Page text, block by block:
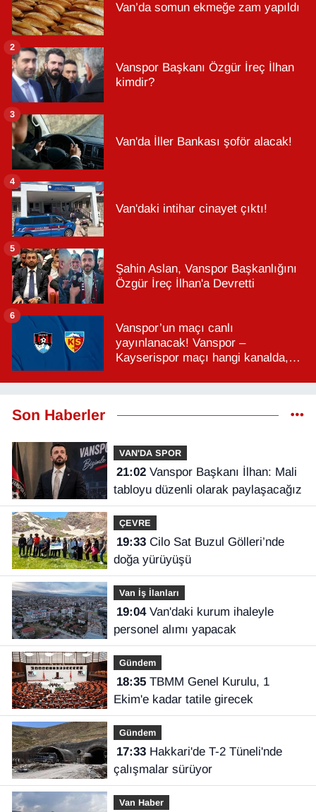
Van’da somun ekmeğe zam yapıldı
Vanspor Başkanı Özgür İreç İlhan
kimdir?
2
Van'da İller Bankası şoför alacak!
3
Van'daki intihar cinayet çıktı!
4
Şahin Aslan, Vanspor Başkanlığını
Özgür İreç İlhan'a Devretti
5
Vanspor’un maçı canlı
yayınlanacak! Vanspor –
Kayserispor maçı hangi kanalda,
6
Son Haberler
VAN'DA SPOR
21:02Vanspor Başkanı İlhan: Mali
tabloyu düzenli olarak paylaşacağız
ÇEVRE
19:33Cilo Sat Buzul Gölleri’nde
doğa yürüyüşü
Van İş İlanları
19:04Van'daki kurum ihaleyle
personel alımı yapacak
Gündem
18:35TBMM Genel Kurulu, 1
Ekim'e kadar tatile girecek
Gündem
17:33Hakkari'de T-2 Tüneli'nde
çalışmalar sürüyor
Van Haber